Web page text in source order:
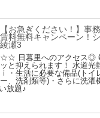
【お急ぎください！】事
賃料無料キャンペーン！
綾瀬3
☆☆ 日暮里へのアクセス◎
ッと抑えられます！ 水道光
ｉ・生活に必要な備品(トイ
ー、洗剤類等)・さらに洗濯
放題♪